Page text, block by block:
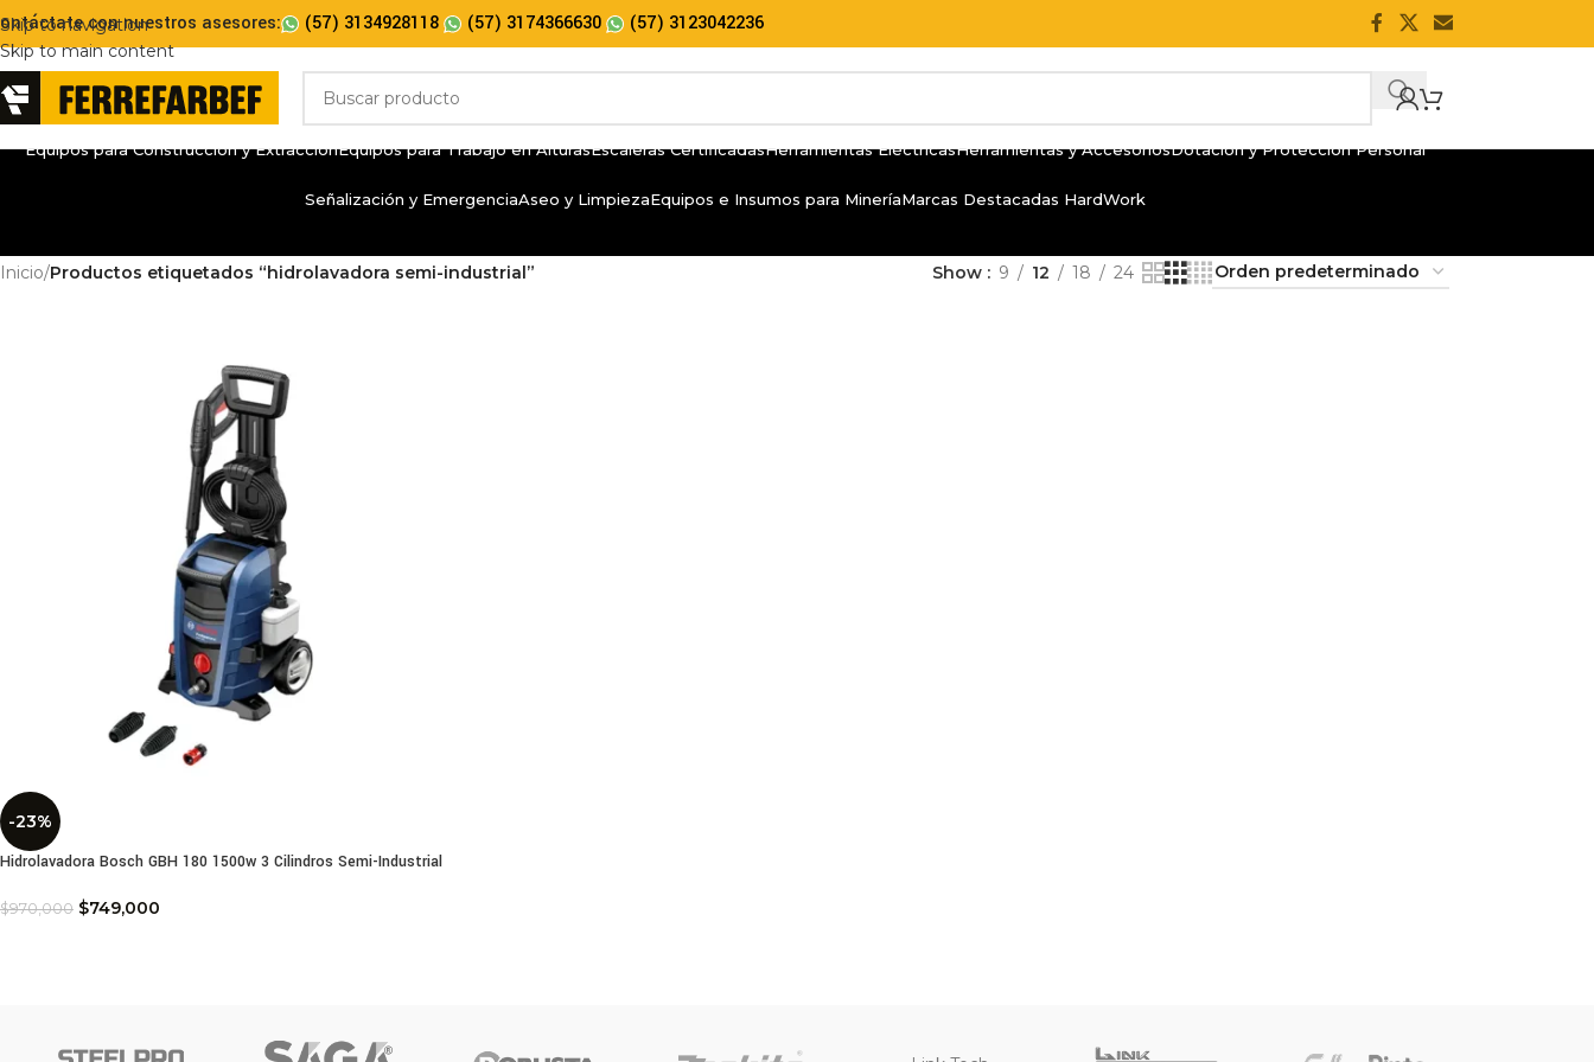
Skip to navigation
Skip to main content
con nuestros asesores: (57) 3134928118 (57) 3174366630 (57) 3123042236
Equipos para Construcción y ExtracciónEquipos para Trabajo en AlturasEscaleras CertificadasHerramientas EléctricasHerramientas y AccesoriosDotación y Protección Personal
Señalización y EmergenciaAseo y LimpiezaEquipos e Insumos para MineríaMarcas Destacadas HardWork
Inicio/Productos etiquetados “hidrolavadora semi-industrial” Show 9 12 18 24
-23%
Hidrolavadora Bosch GBH 180 1500w 3 Cilindros Semi-Industrial
$970,000 $749,000